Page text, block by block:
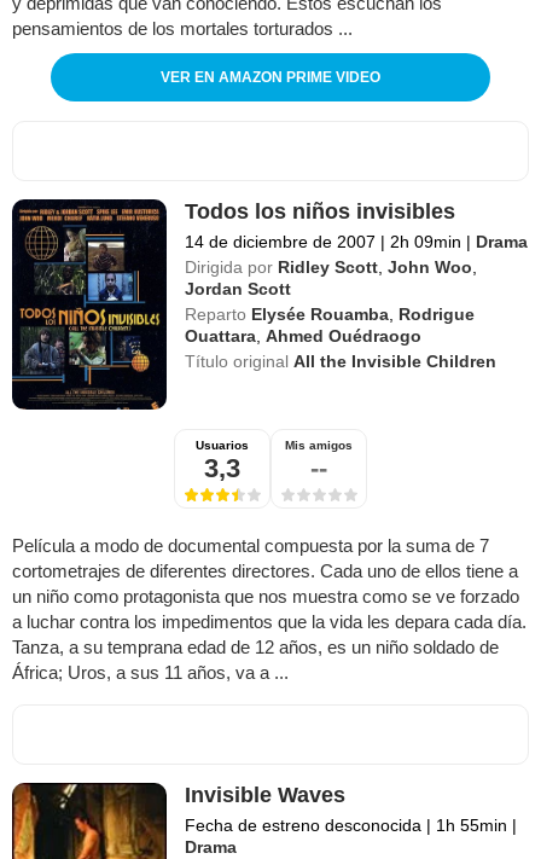
pensamientos de los mortales torturados ...
VER EN AMAZON PRIME VIDEO
Todos los niños invisibles
14 de diciembre de 2007 | 2h 09min | Drama
Dirigida por Ridley Scott,John Woo,
Jordan Scott
Reparto Elysée Rouamba, Rodrigue
Ouattara,Ahmed Ouédraogo
Título originalAll the Invisible Children
Usuarios
3,3
Mis amigos
--
Película a modo de documental compuesta por la suma de 7
cortometrajes de diferentes directores. Cada uno de ellos tiene a
un niño como protagonista que nos muestra como se ve forzado
a luchar contra los impedimentos que la vida les depara cada día.
Tanza, a su temprana edad de 12 años, es un niño soldado de
África; Uros, a sus 11 años, va a ...
Invisible Waves
Fecha de estreno desconocida | 1h 55min |
Drama